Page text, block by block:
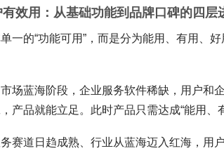
效用：从基础功能到品牌口碑的四层
一的“功能可用”，而是分为能用、有用、
场蓝海阶段，企业服务软件稀缺，用户和
产品就能立足。此时产品只需达成“能用、
赛道日趋成熟、行业从蓝海迈入红海，用